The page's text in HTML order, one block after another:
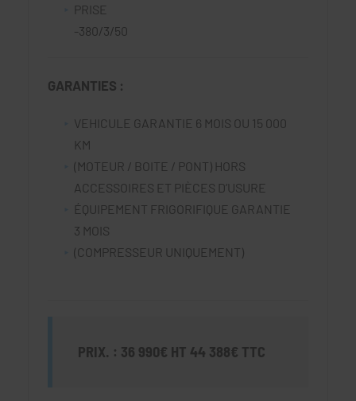
PRISE
-380/3/50
GARANTIES :
VEHICULE GARANTIE 6 MOIS OU 15 000
KM
(MOTEUR / BOITE / PONT) HORS
ACCESSOIRES ET PIÈCES D’USURE
ÉQUIPEMENT FRIGORIFIQUE GARANTIE
3 MOIS
(COMPRESSEUR UNIQUEMENT)
PRIX. : 36 990€ HT 44 388€ TTC